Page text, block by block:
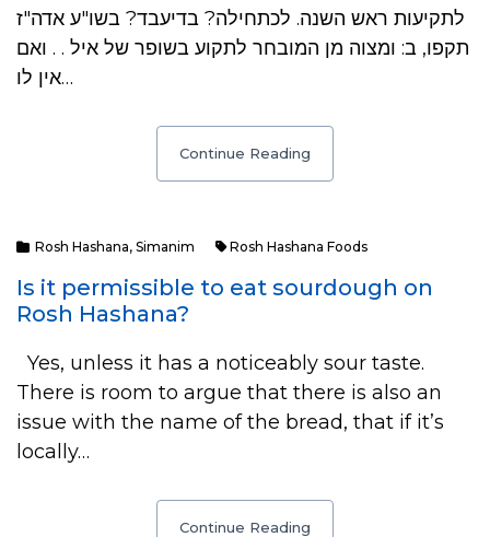
לתקיעות ראש השנה. לכתחילה? בדיעבד? בשו"ע אדה"ז
תקפו, ב: ומצוה מן המובחר לתקוע בשופר של איל . . ואם
אין לו…
Continue Reading
Rosh Hashana, Simanim Rosh Hashana Foods
Is it permissible to eat sourdough on
Rosh Hashana?
Yes, unless it has a noticeably sour taste.
There is room to argue that there is also an
issue with the name of the bread, that if it’s
locally…
Continue Reading